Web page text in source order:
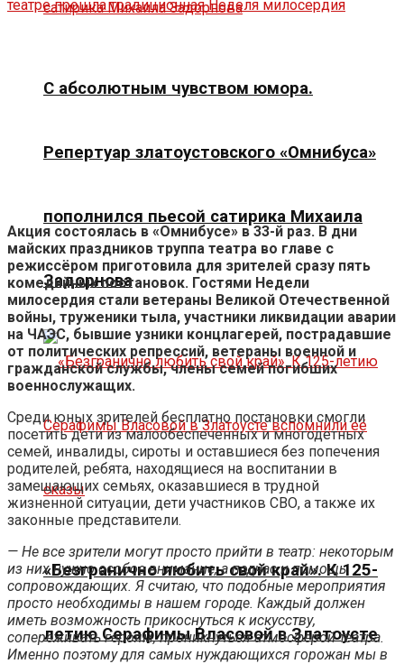
С абсолютным чувством юмора.
Репертуар златоустовского «Омнибуса»
пополнился пьесой сатирика Михаила
Задорнова
«Безгранично любить свой край». К 125-
летию Серафимы Власовой в Златоусте
Акция состоялась в «Омнибусе» в 33-й раз. В дни
майских праздников труппа театра во главе с
режиссёром приготовила для зрителей сразу пять
комедийных постановок. Гостями Недели
милосердия стали ветераны Великой Отечественной
войны, труженики тыла, участники ликвидации аварии
на ЧАЭС, бывшие узники концлагерей, пострадавшие
от политических репрессий, ветераны военной и
гражданской службы, члены семей погибших
военнослужащих.
Среди юных зрителей бесплатно постановки смогли
посетить дети из малообеспеченных и многодетных
семей, инвалиды, сироты и оставшиеся без попечения
родителей, ребята, находящиеся на воспитании в
замещающих семьях, оказавшиеся в трудной
жизненной ситуации, дети участников СВО, а также их
законные представители.
— Не все зрители могут просто прийти в театр: некоторым
из них нужно особое внимание, а подчас и помощь
сопровождающих. Я считаю, что подобные мероприятия
просто необходимы в нашем городе. Каждый должен
иметь возможность прикоснуться к искусству,
сопереживать героям, проникнуться атмосферой театра.
Именно поэтому для самых нуждающихся горожан мы в